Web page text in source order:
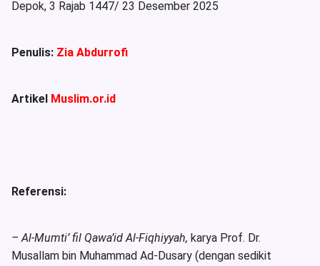
Depok, 3 Rajab 1447/ 23 Desember 2025
Penulis: Zia Abdurrofi
Artikel Muslim.or.id
Referensi:
–Al-Mumti’ fil Qawa’id Al-Fiqhiyyah, karya Prof. Dr.
Musallam bin Muhammad Ad-Dusary (dengan sedikit